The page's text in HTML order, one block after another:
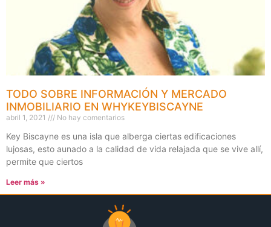
TODO SOBRE INFORMACIÓN Y MERCADO
INMOBILIARIO EN WHYKEYBISCAYNE
abril 1, 2021 No hay comentarios
Key Biscayne es una isla que alberga ciertas edificaciones
lujosas, esto aunado a la calidad de vida relajada que se vive allí,
permite que ciertos
Leer más »